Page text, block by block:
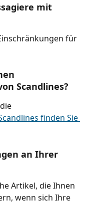
mit
für
Scandlines?
finden Sie
an Ihrer
Artikel, die Ihnen
wenn sich Ihre